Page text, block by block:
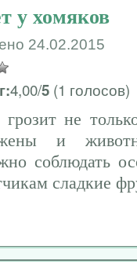
у хомяков
24.02.2015
4,00/5 (1 голосов)
грозит не
и
соблюдать
сладкие